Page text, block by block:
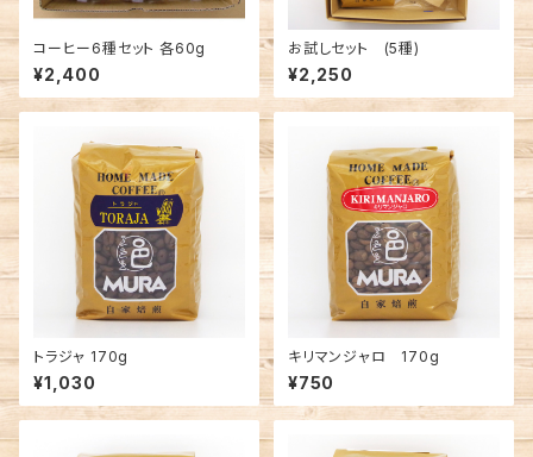
コーヒー6種セット 各60g
¥2,400
お試しセット (5種)
¥2,250
トラジャ 170g
¥1,030
キリマンジャロ 170g
¥750